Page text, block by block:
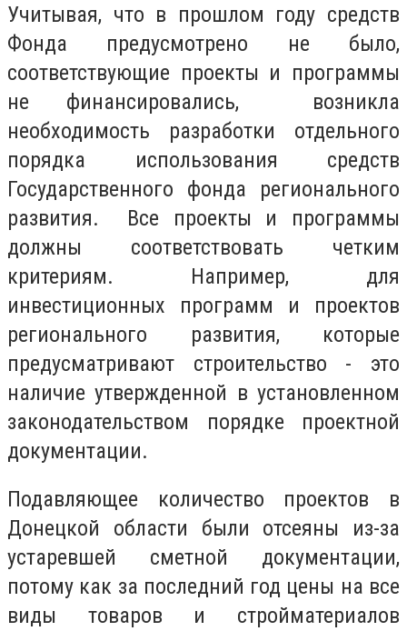
Учитывая, что в прошлом году средств
Фонда предусмотрено не было,
соответствующие проекты и программы
не финансировались, возникла
необходимость разработки отдельного
порядка использования средств
Государственного фонда регионального
развития. Все проекты и программы
должны соответствовать четким
критериям. Например, для
инвестиционных программ и проектов
регионального развития, которые
предусматривают строительство - это
наличие утвержденной в установленном
законодательством порядке проектной
документации.
Подавляющее количество проектов в
Донецкой области были отсеяны из-за
устаревшей сметной документации,
потому как за последний год цены на все
виды товаров и стройматериалов